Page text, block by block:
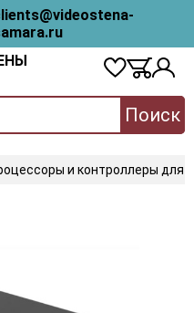
Поиск
и контроллеры для